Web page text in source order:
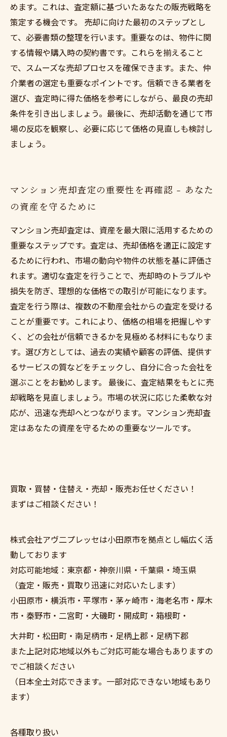
めます。これは、査定額に基づいたあなたの販売戦略を
策定する機会です。 売却に向けた最初のステップとし
て、必要書類の整理を行います。重要なのは、物件に関
する情報や購入時の契約書です。これらを揃えること
で、スムーズな売却プロセスを確保できます。また、仲
介業者の選定も重要なポイントです。信頼できる業者を
選び、査定時に得た価格を参考にしながら、最良の売却
条件を引き出しましょう。最後に、売却活動を通じて市
場の反応を観察し、必要に応じて価格の見直しも検討し
ましょう。
マンション売却査定の重要性を再確認 - あなた
の資産を守るために
マンション売却査定は、資産を最大限に活用するための
重要なステップです。査定は、売却価格を適正に設定す
るために行われ、市場の動向や物件の状態を基に評価さ
れます。適切な査定を行うことで、売却時のトラブルや
損失を防ぎ、理想的な価格での取引が可能になります。
査定を行う際は、複数の不動産会社からの査定を受ける
ことが重要です。これにより、価格の相場を把握しやす
く、どの会社が信頼できるかを見極める材料にもなりま
す。選び方としては、過去の実績や顧客の評価、提供す
るサービスの質などをチェックし、自分に合った会社を
選ぶことをお勧めします。 最後に、査定結果をもとに売
却戦略を見直しましょう。市場の状況に応じた柔軟な対
応が、迅速な売却へとつながります。マンション売却査
定はあなたの資産を守るための重要なツールです。
買取・買替・住替え・売却・販売お任せください！
まずはご相談ください！
株式会社アヴ二プレッセは小田原市を拠点とし幅広く活
動しております
対応可能地域：東京都・神奈川県・千葉県・埼玉県
（査定・販売・買取り迅速に対応いたします）
小田原市・横浜市・平塚市・茅ヶ崎市・海老名市・厚木
市・秦野市・二宮町・大磯町・開成町・箱根町・
大井町・松田町・南足柄市・足柄上郡・足柄下郡
また上記対応地域以外もご対応可能な場合もありますの
でご相談ください
（日本全土対応できます。一部対応できない地域もあり
ます）
各種取り扱い